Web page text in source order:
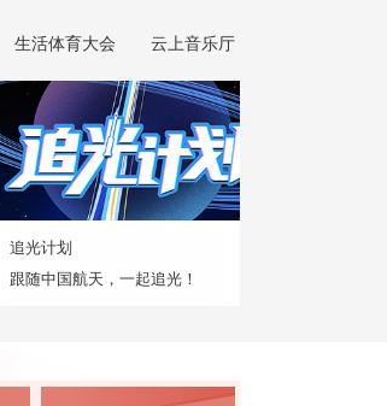
生活体育大会 云上音乐厅
追光计划
跟随中国航天，一起追光！